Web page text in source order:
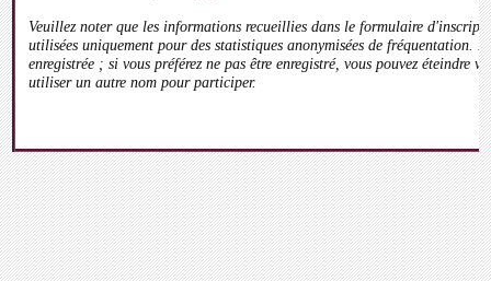
Veuillez noter que les informations recueillies dans le formulaire
utilisées uniquement pour des statistiques anonymisées de fréquentation.
enregistrée ; si vous préférez ne pas être enregistré, vous pouvez éteindre
utiliser un autre nom pour participer.